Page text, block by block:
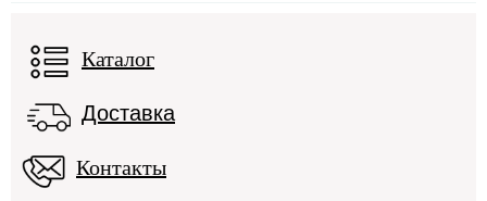
Каталог
Доставка
Контакты